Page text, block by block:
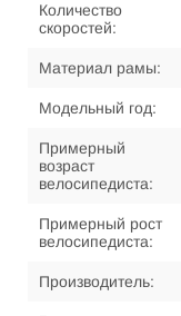
Количество
скоростей:
Материал рамы:
Модельный год:
Примерный
возраст
велосипедиста:
Примерный рост
велосипедиста:
Производитель: